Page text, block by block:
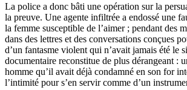
La police a donc bâti une opération sur la
la preuve. Une agente infiltrée a endossé une
la femme susceptible de l’aimer ; pendant des
dans des lettres et des conversations conçues
d’un fantasme violent qui n’avait jamais été le
documentaire reconstitue de plus dérangeant :
homme qu’il avait déjà condamné en son for
l’intimité pour s’en servir comme d’un